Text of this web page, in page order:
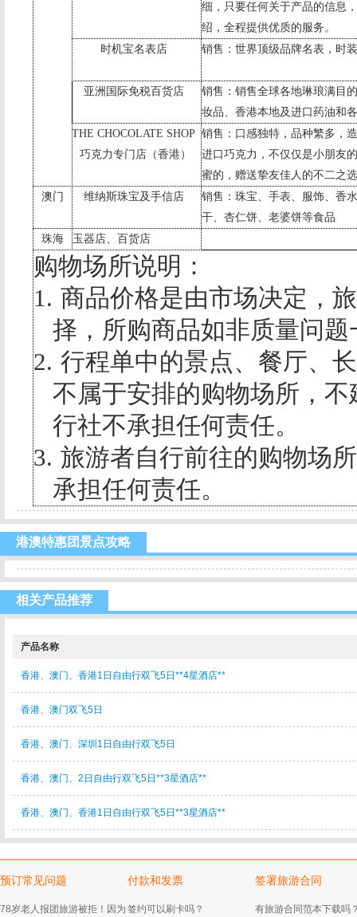
细，只要任何关于产品的信息
绍，全程提供优质的服务。
时机宝名表店
销售：世界顶级品牌名表，时
亚洲国际免税百货店
销售：销售全球各地琳琅满目
妆品、香港本地及进口药油和
THE CHOCOLATE SHOP
巧克力专门店（香港）
销售：口感独特，品种繁多，
进口巧克力，不仅仅是小朋友
蜜的，赠送挚友佳人的不二之
澳门
维纳斯珠宝及手信店
销售：珠宝、手表、服饰、香
干、杏仁饼、老婆饼等食品
珠海
玉器店、百货店
购物场所说明：
1. 商品价格是由市场决定，
择，所购商品如非质量问
2. 行程单中的景点、餐厅、
不属于安排的购物场所，
行社不承担任何责任。
3. 旅游者自行前往的购物场
承担任何责任。
港澳特惠团景点攻略
相关产品推荐
产品名称
香港、澳门、香港1日自由行双飞5日**4星酒店**
香港、澳门双飞5日
香港、澳门、深圳1日自由行双飞5日
香港、澳门、2日自由行双飞5日**3星酒店**
香港、澳门、香港1日自由行双飞5日**3星酒店**
预订常见问题
78岁老人报团旅游被拒！因为
付款和发票
签约可以刷卡吗？
签署旅游合同
有旅游合同范本下载吗